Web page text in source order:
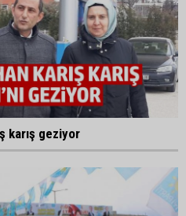
karış geziyor